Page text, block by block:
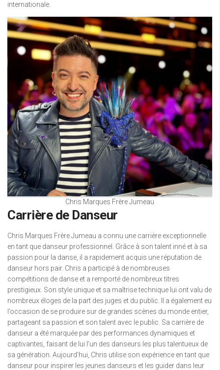
internationale.
Chris Marques Frère Jumeau
Carrière de Danseur
Chris Marques Frère Jumeau a connu une carrière exceptionnelle
en tant que danseur professionnel. Grâce à son talent inné et à sa
passion pour la danse, il a rapidement acquis une réputation de
danseur hors pair. Chris a participé à de nombreuses
compétitions de danse et a remporté de nombreux titres
prestigieux. Son style unique et sa maîtrise technique lui ont valu de
nombreux éloges de la part des juges et du public. Il a également eu
l’occasion de se produire sur de grandes scènes du monde entier,
partageant sa passion et son talent avec le public. Sa carrière de
danseur a été marquée par des performances dynamiques et
captivantes, faisant de lui l’un des danseurs les plus talentueux de
sa génération. Aujourd’hui, Chris utilise son expérience en tant que
danseur pour inspirer les jeunes danseurs et les guider dans leur